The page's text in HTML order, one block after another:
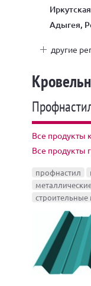
Адыгея,
другие
Все продукты
Все продукты
профнастил